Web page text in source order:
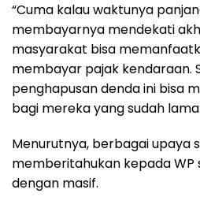
“Cuma kalau waktunya
membayarnya mendekati
masyarakat bisa
membayar pajak kendaraan.
penghapusan denda ini bisa
bagi mereka yang sudah
Menurutnya, berbagai upaya
memberitahukan kepada WP
dengan masif.